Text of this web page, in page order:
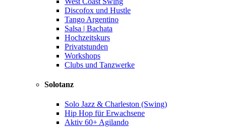
Discofox und Hustle
Tango Argentino
Salsa | Bachata
Hochzeitskurs
Privatstunden
Workshops
Clubs und Tanzwerke
Solotanz
Solo Jazz & Charleston (Swing)
Hip Hop für Erwachsene
Aktiv 60+ Agilando